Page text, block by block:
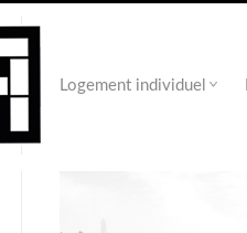
Logement individuel